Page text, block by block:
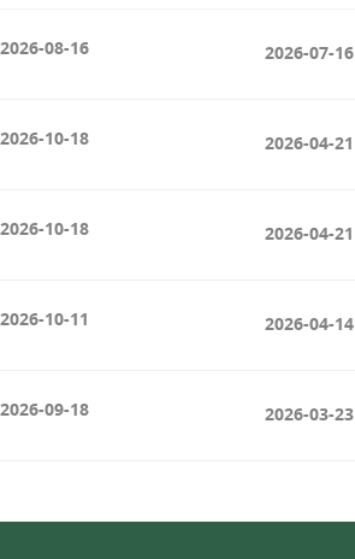
2026-08-16 2026-07-16
2026-10-18 2026-04-21
2026-10-18 2026-04-21
2026-10-11 2026-04-14
2026-09-18 2026-03-23